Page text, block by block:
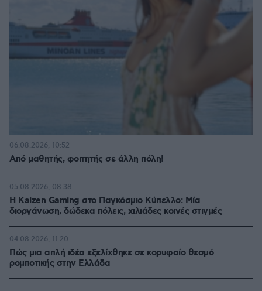
Από μαθητής, φοιτητής σε άλλη πόλη!
06.08.2026, 10:52
H Kaizen Gaming στο Παγκόσμιο Kύπελλο: Μία
διοργάνωση, δώδεκα πόλεις, χιλιάδες κοινές στιγμές
05.08.2026, 08:38
Πώς μια απλή ιδέα εξελίχθηκε σε κορυφαίο θεσμό
ρομποτικής στην Ελλάδα
04.08.2026, 11:20